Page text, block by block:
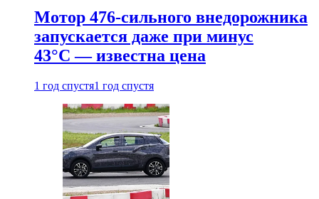
Мотор 476-сильного внедорожника
запускается даже при минус
43°С — известна цена
1 год спустя1 год спустя